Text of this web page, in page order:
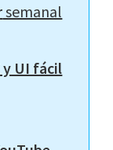
semanal
y UI fácil